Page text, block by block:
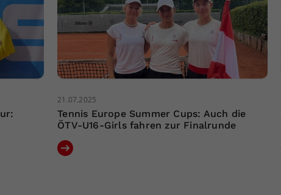
21.07.2025
Tennis Europe Summer Cups: Auch die
ÖTV-U16-Girls fahren zur Finalrunde